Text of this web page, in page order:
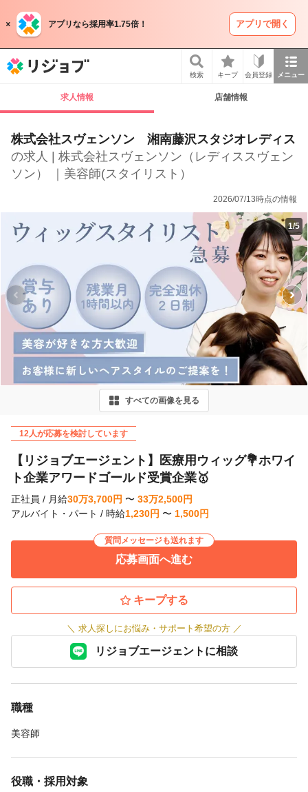
アプリなら採用率1.75倍！ アプリで開く
検索 キープ 会員登録 メニュー
求人情報 店舗情報
株式会社スヴェンソン 湘南藤沢スタジオレディス
の求人 | 株式会社スヴェンソン（レディススヴェン
ソン） ｜美容師(スタイリスト）
2026/07/13時点の情報
1/5
すべての画像を見る
12人が応募を検討しています
【リジョブエージェント】医療用ウィッグ💐ホワイ
ト企業アワードゴールド受賞企業🥇
正社員 / 月給30万3,700円 〜 33万2,500円
アルバイト・パート / 時給1,230円 〜 1,500円
質問メッセージも送れます
応募画面へ進む
キープする
＼ 求人探しにお悩み・サポート希望の方 ／
リジョブエージェントに相談
職種
美容師
役職・採用対象